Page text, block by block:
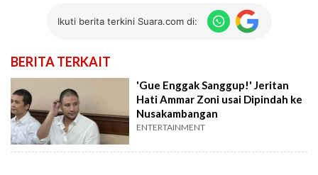
Ikuti berita terkini Suara.com di:
BERITA TERKAIT
'Gue Enggak Sanggup!' Jeritan
Hati Ammar Zoni usai Dipindah ke
Nusakambangan
ENTERTAINMENT